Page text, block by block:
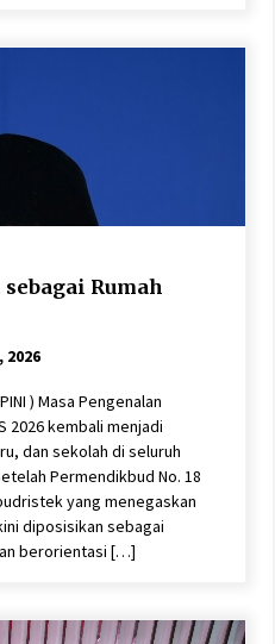
Rumah
) Masa Pengenalan
2026 kembali menjadi
dan sekolah di seluruh
Permendikbud No. 18
yang menegaskan
diposisikan sebagai
berorientasi […]